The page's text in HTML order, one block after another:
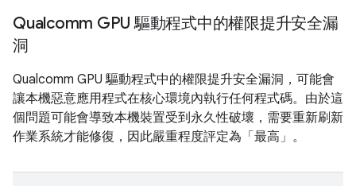
Qualcomm GPU 驅動程式中的權限提升安全漏
洞
Qualcomm GPU 驅動程式中的權限提升安全漏洞，可能會
讓本機惡意應用程式在核心環境內執行任何程式碼。由於這
個問題可能會導致本機裝置受到永久性破壞，需要重新刷新
作業系統才能修復，因此嚴重程度評定為「最高」。